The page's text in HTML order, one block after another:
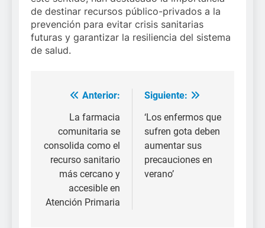
de destinar recursos público-privados a la
prevención para evitar crisis sanitarias
futuras y garantizar la resiliencia del sistema
de salud.
Navegación
entradas
Anterior:
La farmacia
comunitaria se
consolida como el
recurso sanitario
más cercano y
accesible en
Atención Primaria
Siguiente:
‘Los enfermos que
sufren gota deben
aumentar sus
precauciones en
verano’